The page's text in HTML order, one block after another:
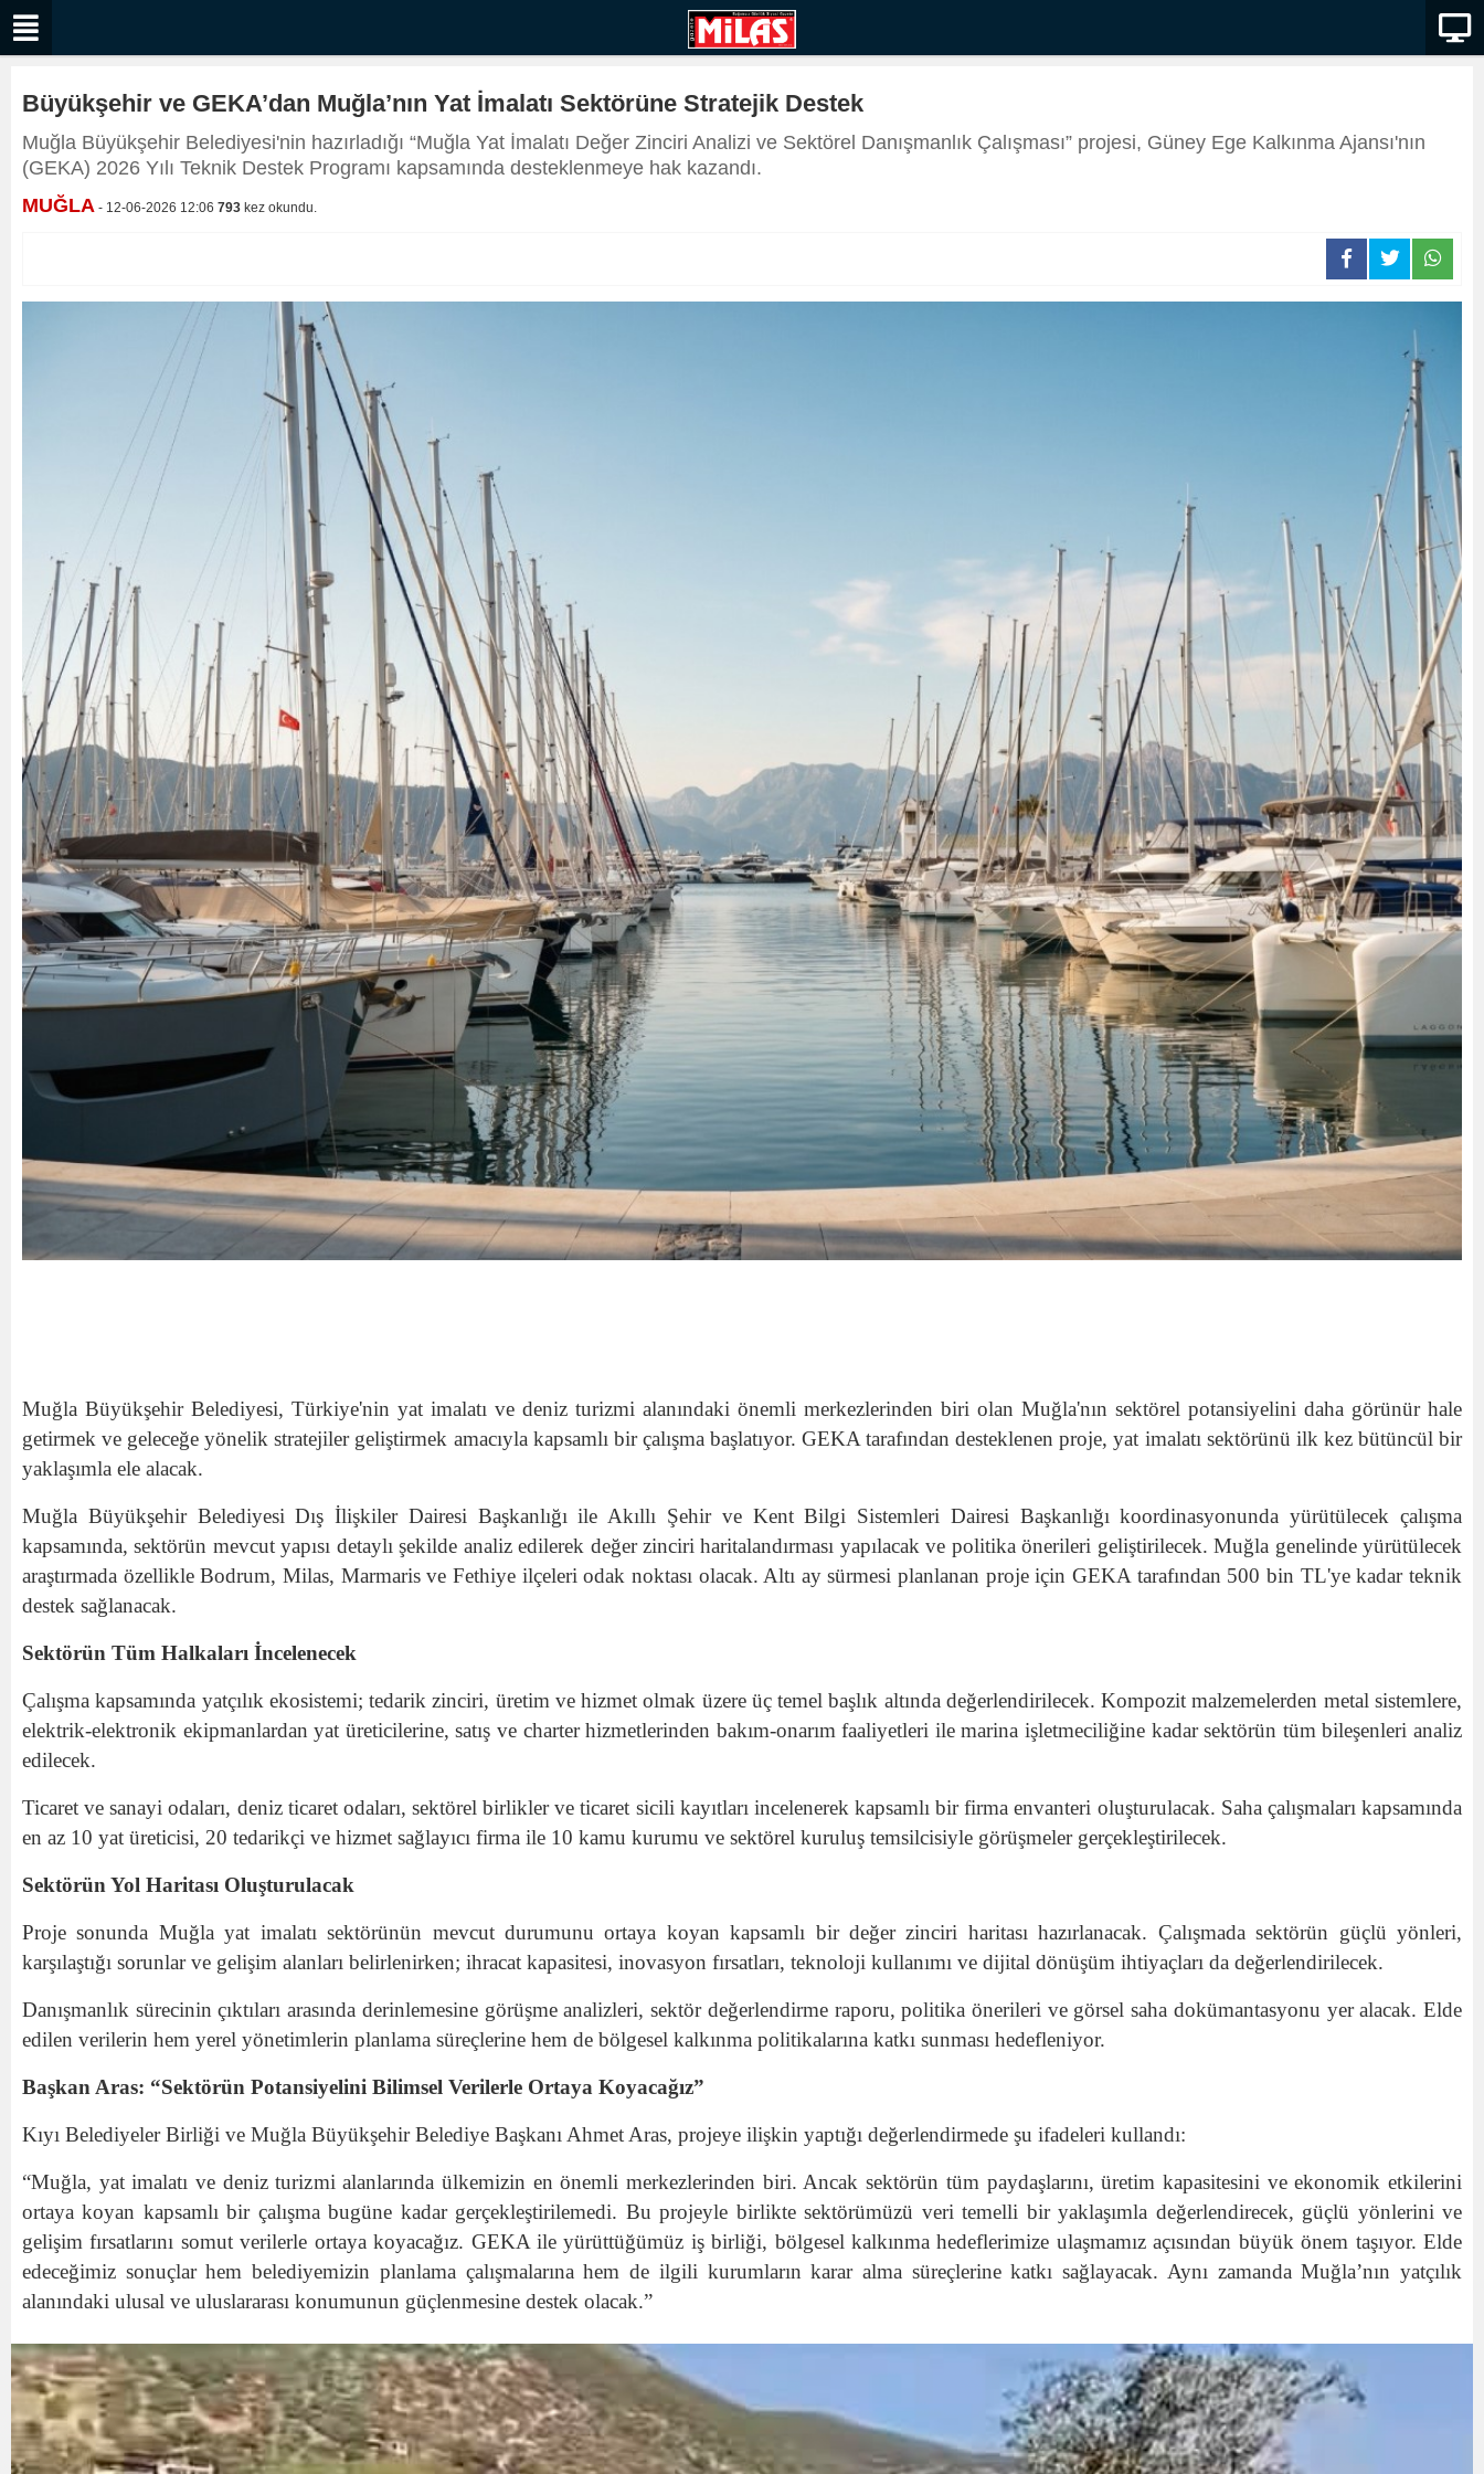
Büyükşehir ve GEKA’dan Muğla’nın Yat İmalatı Sektörüne Stratejik Destek
Muğla Büyükşehir Belediyesi'nin hazırladığı “Muğla Yat İmalatı Değer Zinciri Analizi ve Sektörel Danışmanlık Çalışması” projesi, Güney Ege Kalkınma Ajansı'nın
(GEKA) 2026 Yılı Teknik Destek Programı kapsamında desteklenmeye hak kazandı.
MUĞLA - 12-06-2026 12:06 793 kez okundu.
Muğla Büyükşehir Belediyesi, Türkiye'nin yat imalatı ve deniz turizmi alanındaki önemli merkezlerinden biri olan Muğla'nın sektörel potansiyelini daha görünür hale
getirmek ve geleceğe yönelik stratejiler geliştirmek amacıyla kapsamlı bir çalışma başlatıyor. GEKA tarafından desteklenen proje, yat imalatı sektörünü ilk kez bütüncül bir
yaklaşımla ele alacak.
Muğla Büyükşehir Belediyesi Dış İlişkiler Dairesi Başkanlığı ile Akıllı Şehir ve Kent Bilgi Sistemleri Dairesi Başkanlığı koordinasyonunda yürütülecek çalışma
kapsamında, sektörün mevcut yapısı detaylı şekilde analiz edilerek değer zinciri haritalandırması yapılacak ve politika önerileri geliştirilecek. Muğla genelinde yürütülecek
araştırmada özellikle Bodrum, Milas, Marmaris ve Fethiye ilçeleri odak noktası olacak. Altı ay sürmesi planlanan proje için GEKA tarafından 500 bin TL'ye kadar teknik
destek sağlanacak.
Sektörün Tüm Halkaları İncelenecek
Çalışma kapsamında yatçılık ekosistemi; tedarik zinciri, üretim ve hizmet olmak üzere üç temel başlık altında değerlendirilecek. Kompozit malzemelerden metal sistemlere,
elektrik-elektronik ekipmanlardan yat üreticilerine, satış ve charter hizmetlerinden bakım-onarım faaliyetleri ile marina işletmeciliğine kadar sektörün tüm bileşenleri analiz
edilecek.
Ticaret ve sanayi odaları, deniz ticaret odaları, sektörel birlikler ve ticaret sicili kayıtları incelenerek kapsamlı bir firma envanteri oluşturulacak. Saha çalışmaları kapsamında
en az 10 yat üreticisi, 20 tedarikçi ve hizmet sağlayıcı firma ile 10 kamu kurumu ve sektörel kuruluş temsilcisiyle görüşmeler gerçekleştirilecek.
Sektörün Yol Haritası Oluşturulacak
Proje sonunda Muğla yat imalatı sektörünün mevcut durumunu ortaya koyan kapsamlı bir değer zinciri haritası hazırlanacak. Çalışmada sektörün güçlü yönleri,
karşılaştığı sorunlar ve gelişim alanları belirlenirken; ihracat kapasitesi, inovasyon fırsatları, teknoloji kullanımı ve dijital dönüşüm ihtiyaçları da değerlendirilecek.
Danışmanlık sürecinin çıktıları arasında derinlemesine görüşme analizleri, sektör değerlendirme raporu, politika önerileri ve görsel saha dokümantasyonu yer alacak. Elde
edilen verilerin hem yerel yönetimlerin planlama süreçlerine hem de bölgesel kalkınma politikalarına katkı sunması hedefleniyor.
Başkan Aras: “Sektörün Potansiyelini Bilimsel Verilerle Ortaya Koyacağız”
Kıyı Belediyeler Birliği ve Muğla Büyükşehir Belediye Başkanı Ahmet Aras, projeye ilişkin yaptığı değerlendirmede şu ifadeleri kullandı:
“Muğla, yat imalatı ve deniz turizmi alanlarında ülkemizin en önemli merkezlerinden biri. Ancak sektörün tüm paydaşlarını, üretim kapasitesini ve ekonomik etkilerini
ortaya koyan kapsamlı bir çalışma bugüne kadar gerçekleştirilemedi. Bu projeyle birlikte sektörümüzü veri temelli bir yaklaşımla değerlendirecek, güçlü yönlerini ve
gelişim fırsatlarını somut verilerle ortaya koyacağız. GEKA ile yürüttüğümüz iş birliği, bölgesel kalkınma hedeflerimize ulaşmamız açısından büyük önem taşıyor. Elde
edeceğimiz sonuçlar hem belediyemizin planlama çalışmalarına hem de ilgili kurumların karar alma süreçlerine katkı sağlayacak. Aynı zamanda Muğla’nın yatçılık
alanındaki ulusal ve uluslararası konumunun güçlenmesine destek olacak.”